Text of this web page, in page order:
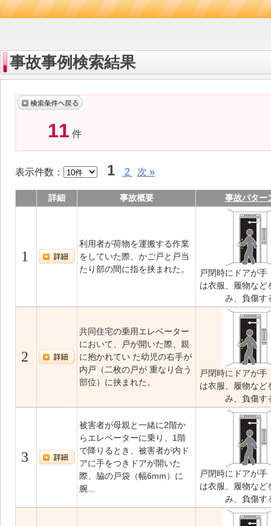
事故事例検索結果
11 件
表示件数： 1 2 次 »
詳細 事故概要 事故パター
1
利用者が荷物を運搬する作業
をしていた際、かご戸と戸当
たり部の間に指を挟まれた。
戸閉時にドアが手
は衣服、履物など
み、負傷す
2
共同住宅の乗用エレベーター
において、戸が開いた際、親
に抱かれてい た幼児の右手が
内戸（二枚の戸が 重なり合う
部位）に挟まれた。
戸閉時にドアが手
は衣服、履物など
み、負傷す
3
被害者が母親と一緒に2階か
らエレベーターに乗り、1階
で降りるとき、被害者が内ド
アに手をつきドアが開いた
際、脇の戸袋（幅6mm）に
腕...
戸閉時にドアが手
は衣服、履物など
み、負傷す